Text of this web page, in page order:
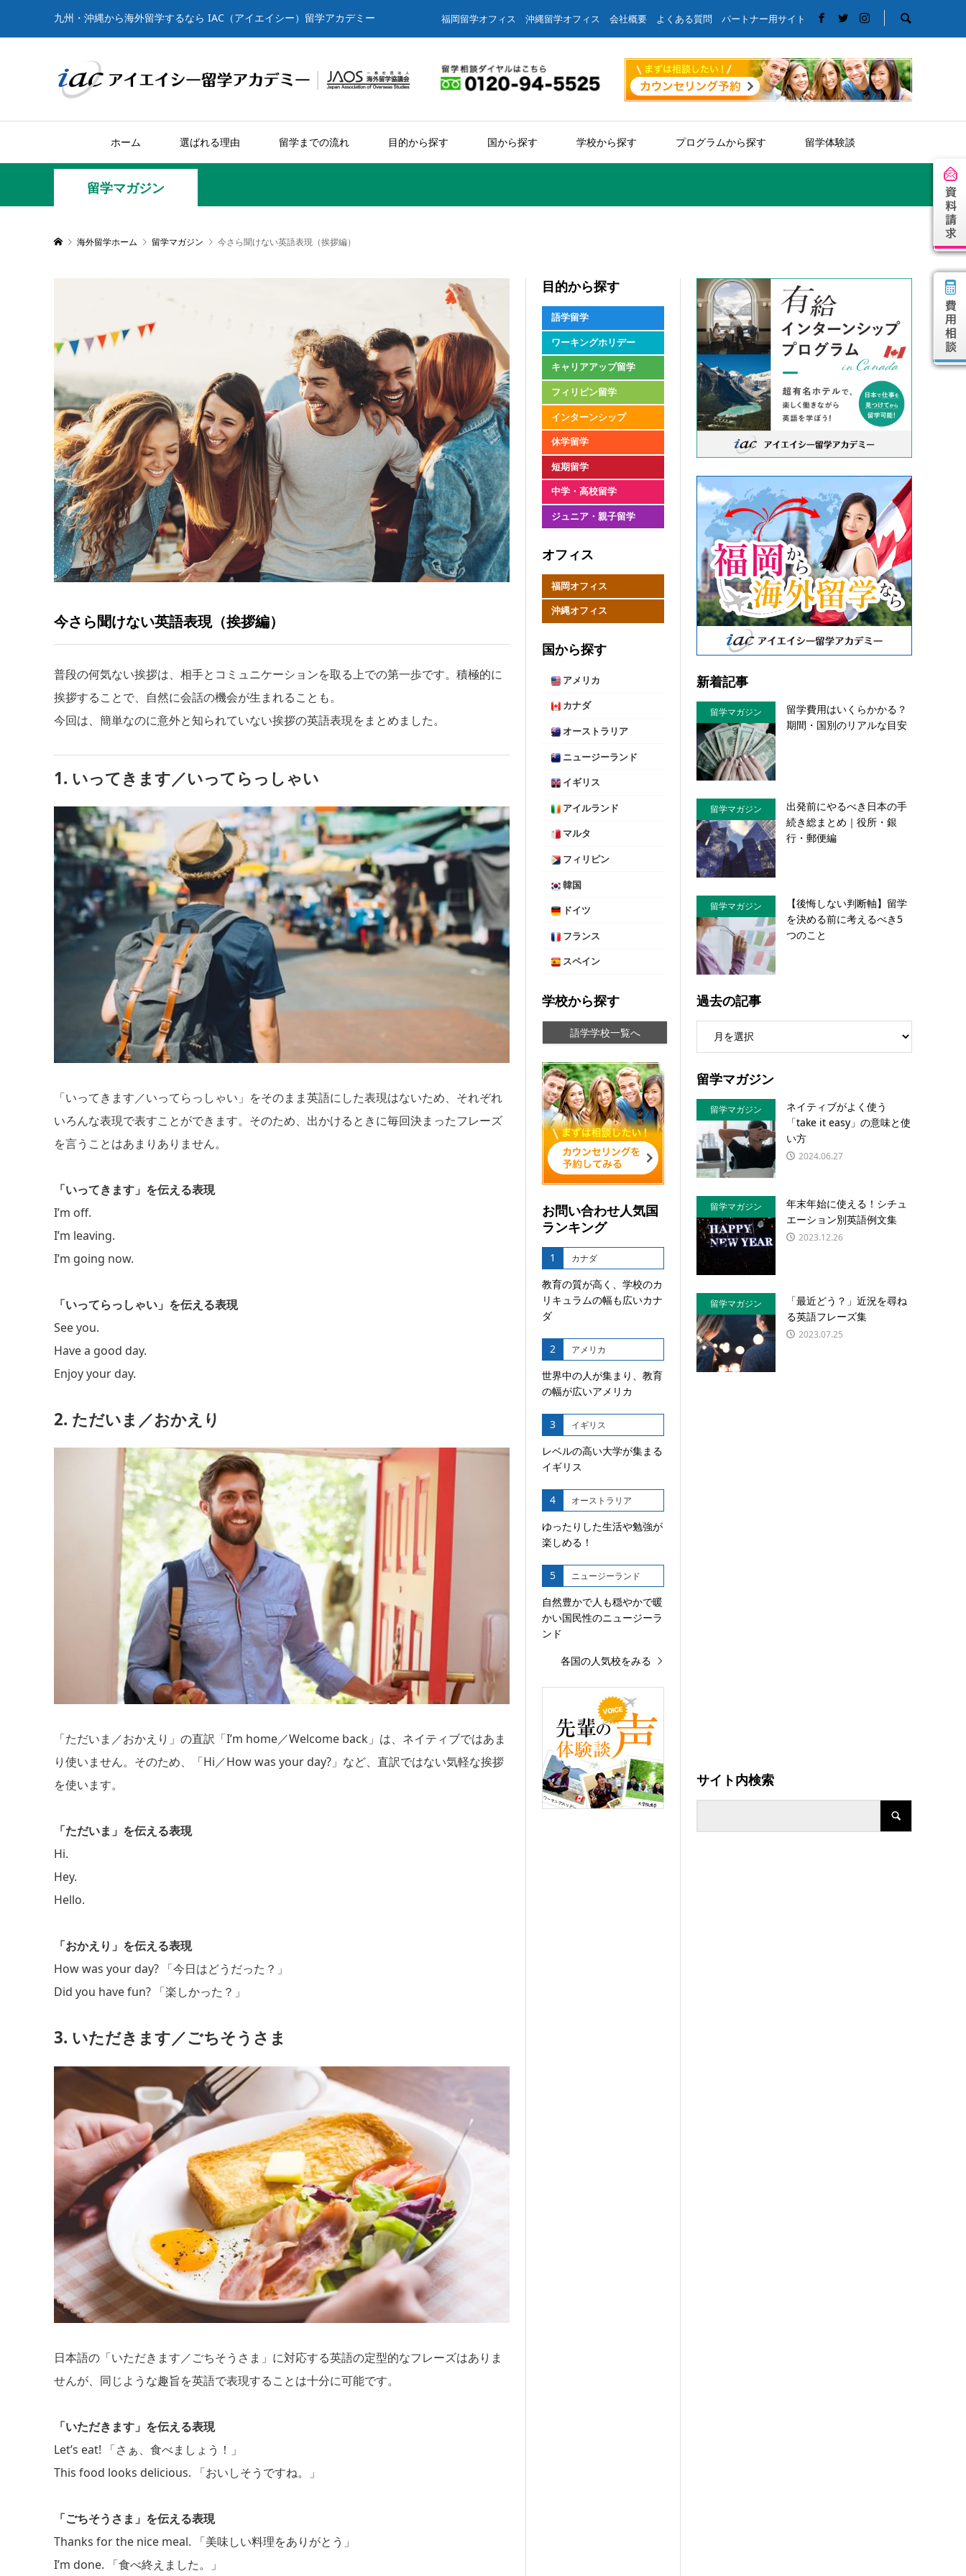
九州・沖縄から海外留学するなら IAC（アイエイシー）留学アカデミー 福岡留学オフィス 沖縄留学オフィス 会社概要 よくある質問 パートナー用サイト
ホーム 選ばれる理由 留学までの流れ 目的から探す 国から探す 学校から探す プログラムから探す 留学体験談
留学マガジン
海外留学ホーム 留学マガジン 今さら聞けない英語表現（挨拶編）
今さら聞けない英語表現（挨拶編）
普段の何気ない挨拶は、相手とコミュニケーションを取る上での第一歩です。積極的に
挨拶することで、自然に会話の機会が生まれることも。
今回は、簡単なのに意外と知られていない挨拶の英語表現をまとめました。
1. いってきます／いってらっしゃい
「いってきます／いってらっしゃい」をそのまま英語にした表現はないため、それぞれ
いろんな表現で表すことができます。そのため、出かけるときに毎回決まったフレーズ
を言うことはあまりありません。
「いってきます」を伝える表現
I’m off.
I’m leaving.
I’m going now.
「いってらっしゃい」を伝える表現
See you.
Have a good day.
Enjoy your day.
2. ただいま／おかえり
「ただいま／おかえり」の直訳「I’m home／Welcome back」は、ネイティブではあま
り使いません。そのため、「Hi／How was your day?」など、直訳ではない気軽な挨拶
を使います。
「ただいま」を伝える表現
Hi.
Hey.
Hello.
「おかえり」を伝える表現
How was your day? 「今日はどうだった？」
Did you have fun? 「楽しかった？」
3. いただきます／ごちそうさま
日本語の「いただきます／ごちそうさま」に対応する英語の定型的なフレーズはありま
せんが、同じような趣旨を英語で表現することは十分に可能です。
「いただきます」を伝える表現
Let’s eat! 「さぁ、食べましょう！」
This food looks delicious. 「おいしそうですね。」
「ごちそうさま」を伝える表現
Thanks for the nice meal. 「美味しい料理をありがとう」
I’m done. 「食べ終えました。」
目的から探す
語学留学
ワーキングホリデー
キャリアアップ留学
フィリピン留学
インターンシップ
休学留学
短期留学
中学・高校留学
ジュニア・親子留学
オフィス
福岡オフィス
沖縄オフィス
国から探す
アメリカ
カナダ
オーストラリア
ニュージーランド
イギリス
アイルランド
マルタ
フィリピン
韓国
ドイツ
フランス
スペイン
学校から探す
語学学校一覧へ
お問い合わせ人気国
ランキング
1 カナダ
教育の質が高く、学校のカ
リキュラムの幅も広いカナ
ダ
2 アメリカ
世界中の人が集まり、教育
の幅が広いアメリカ
3 イギリス
レベルの高い大学が集まる
イギリス
4 オーストラリア
ゆったりした生活や勉強が
楽しめる！
5 ニュージーランド
自然豊かで人も穏やかで暖
かい国民性のニュージーラ
ンド
各国の人気校をみる
新着記事
留学マガジン
留学費用はいくらかかる？
期間・国別のリアルな目安
留学マガジン
出発前にやるべき日本の手
続き総まとめ｜役所・銀
行・郵便編
留学マガジン
【後悔しない判断軸】留学
を決める前に考えるべき5
つのこと
過去の記事
留学マガジン
留学マガジン
ネイティブがよく使う
「take it easy」の意味と使
い方
2024.06.27
留学マガジン
年末年始に使える！シチュ
エーション別英語例文集
2023.12.26
留学マガジン
「最近どう？」近況を尋ね
る英語フレーズ集
2023.07.25
サイト内検索